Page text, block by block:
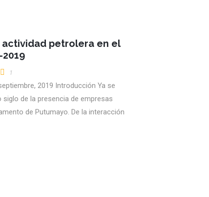
petrolera en el
1
2019 Introducción Ya se
de la presencia de empresas
de Putumayo. De la interacción